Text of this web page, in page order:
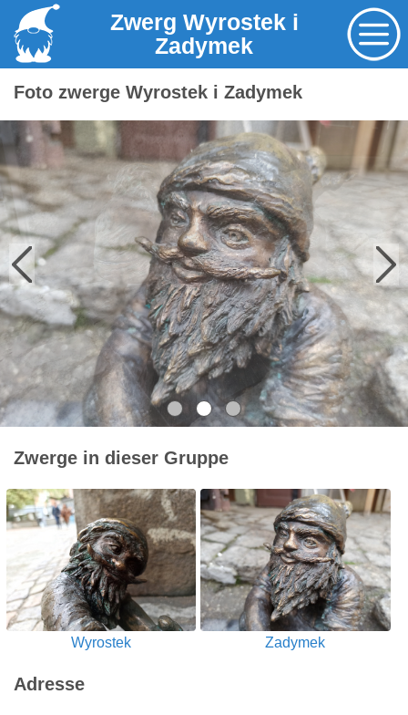
Zwerg Wyrostek i
Zadymek
Foto zwerge Wyrostek i Zadymek
Zwerge in dieser Gruppe
Wyrostek Zadymek
Adresse